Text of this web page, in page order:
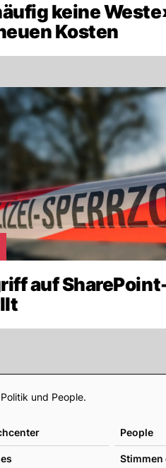
keine
Kosten
auf
und People.
People
Stimmen